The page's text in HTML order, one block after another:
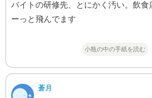
バイトの研修先、とにかく汚い。飲食
ーっと飛んでます
小瓶の中の手紙を読む
蒼月